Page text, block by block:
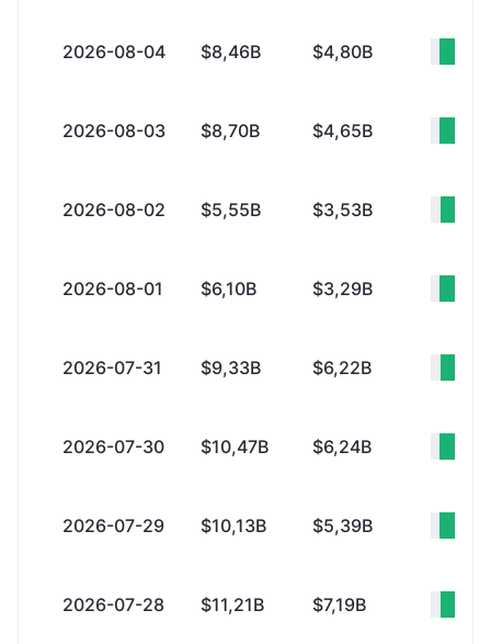
2026-08-04 $8,46B $4,80B
2026-08-03 $8,70B $4,65B
2026-08-02 $5,55B $3,53B
2026-08-01 $6,10B $3,29B
2026-07-31 $9,33B $6,22B
2026-07-30 $10,47B $6,24B
2026-07-29 $10,13B $5,39B
2026-07-28 $11,21B $7,19B